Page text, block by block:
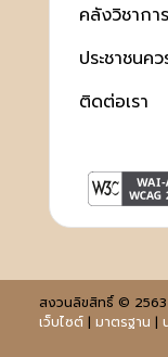
คลังวิชาการ
ประชาชนคว
ติดต่อเรา
สงวนลิขสิทธิ์ ©
เว็บไซต์| มาตรฐาน |